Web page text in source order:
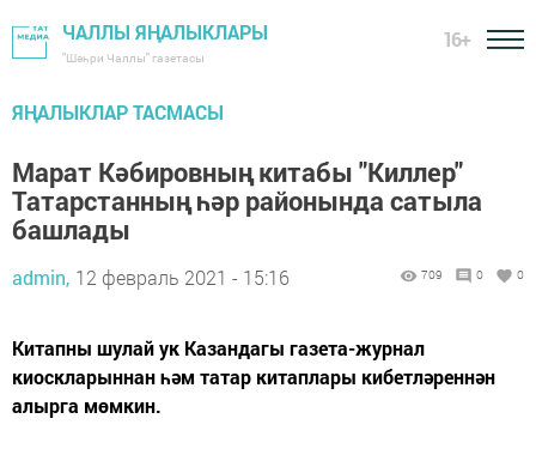
ЧАЛЛЫ ЯҢАЛЫКЛАРЫ
"Шәһри Чаллы" газетасы
16+
ЯҢАЛЫКЛАР ТАСМАСЫ
Марат Кәбировның китабы "Киллер"
Татарстанның һәр районында сатыла
башлады
admin, 12 февраль 2021 - 15:16 709 0 0
Китапны шулай ук Казандагы газета-журнал
киоскларыннан һәм татар китаплары кибетләреннән
алырга мөмкин.